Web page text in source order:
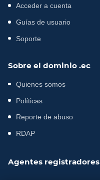
Acceder a cuenta
Guías de usuario
Soporte
Sobre el dominio .ec
Quienes somos
Políticas
Reporte de abuso
RDAP
Agentes registradores